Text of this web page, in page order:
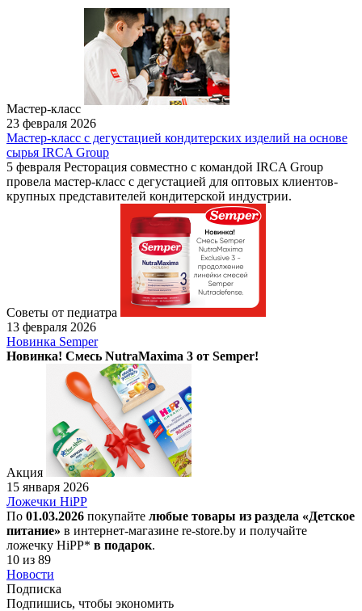
Мастер-класс
23 февраля 2026
Мастер-класс с дегустацией кондитерских изделий на основе
сырья IRCA Group
5 февраля Ресторация совместно с командой IRCA Group
провела мастер-класс с дегустацией для оптовых клиентов-
крупных представителей кондитерской индустрии.
Советы от педиатра
13 февраля 2026
Новинка Semper
Новинка! Смесь NutraMaxima 3 от Semper!
Акция
15 января 2026
Ложечки HiPP
По 01.03.2026 покупайте любые товары из раздела «Детское
питание» в интернет-магазине re-store.by и получайте
ложечку HiPP* в подарок.
10 из 89
Новости
Подписка
Подпишись, чтобы экономить